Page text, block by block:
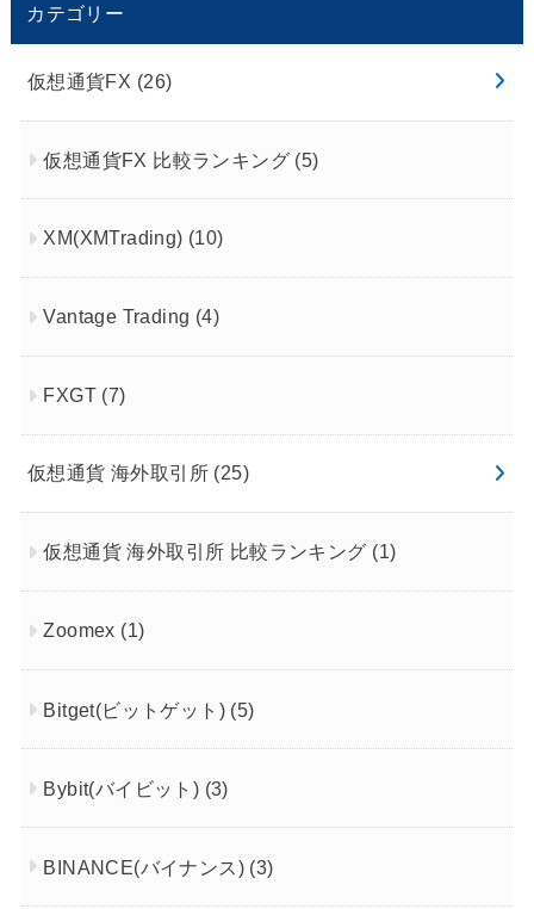
カテゴリー
仮想通貨FX (26)
仮想通貨FX 比較ランキング (5)
XM(XMTrading) (10)
Vantage Trading (4)
FXGT (7)
仮想通貨 海外取引所 (25)
仮想通貨 海外取引所 比較ランキング (1)
Zoomex (1)
Bitget(ビットゲット) (5)
Bybit(バイビット) (3)
BINANCE(バイナンス) (3)